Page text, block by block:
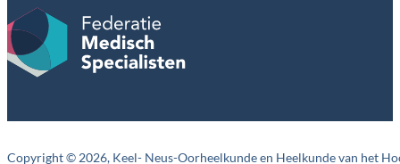
Copyright © 2026, Keel- Neus-Oorheelkunde en Heelkunde van het